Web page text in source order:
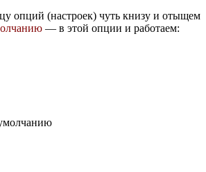
опций (настроек) чуть книзу и отыщем
— в этой опции и работаем: